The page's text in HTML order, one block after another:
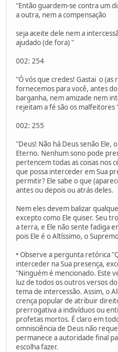
"Então guardem-se contra um
a outra, nem a compensação
seja aceite dele nem a
ajudado (de fora) "
002: 254
"Ó vós que credes! Gastai o (as
fornecemos para você, antes
barganha, nem amizade nem
rejeitam a fé são os malfeitores
002: 255
"Deus! Não há Deus senão Ele,
Eterno. Nenhum sono pode
pertencem todas as coisas nos
que possa interceder em Sua
permitir? Ele sabe o que
antes ou depois ou atrás deles.
Nem eles devem balizar
excepto como Ele quiser. Seu
a terra, e Ele não sente fadiga
pois Ele é o Altíssimo, o
• Observe a pergunta retórica
interceder na Sua presença,
"Ninguém é mencionado. Este
luz de todos os outros versos
tema de intercessão. Assim, o
crença popular de atribuir
prerrogativa a indivíduos ou
profetas mortos. É claro em
omnisciência de Deus não
permanece a autoridade final
escolha fazer.